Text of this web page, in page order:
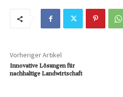
Vorheriger Artikel
Innovative Lösungen für
nachhaltige Landwirtschaft